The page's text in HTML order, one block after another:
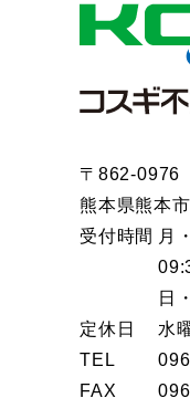
〒862-0976
熊本県熊本
受付時間 月
日
定休日
水
TEL
FAX